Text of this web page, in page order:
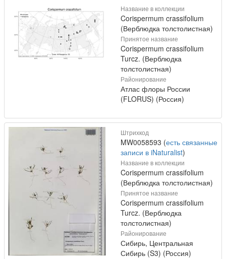
Название в коллекции
Corispermum crassifolium
(Верблюдка толстолистная)
Принятое название
Corispermum crassifolium
Turcz. (Верблюдка
толстолистная)
Районирование
Атлас флоры России
(FLORUS) (Россия)
Штрихкод
MW0058593 (есть связанные
записи в iNaturalist)
Название в коллекции
Corispermum crassifolium
(Верблюдка толстолистная)
Принятое название
Corispermum crassifolium
Turcz. (Верблюдка
толстолистная)
Районирование
Сибирь, Центральная
Сибирь (S3) (Россия)